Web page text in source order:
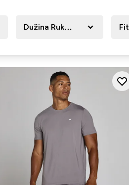
Dužina Rukava Fit